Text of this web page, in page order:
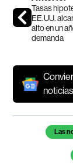
Tasas
EE.UU.
alto en un
demanda
Temas de
Las